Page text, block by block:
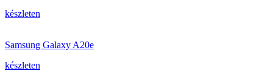
készleten
Samsung Galaxy A20e
készleten